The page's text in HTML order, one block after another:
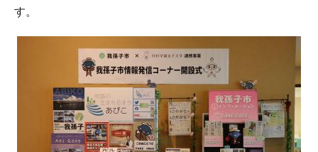
す。